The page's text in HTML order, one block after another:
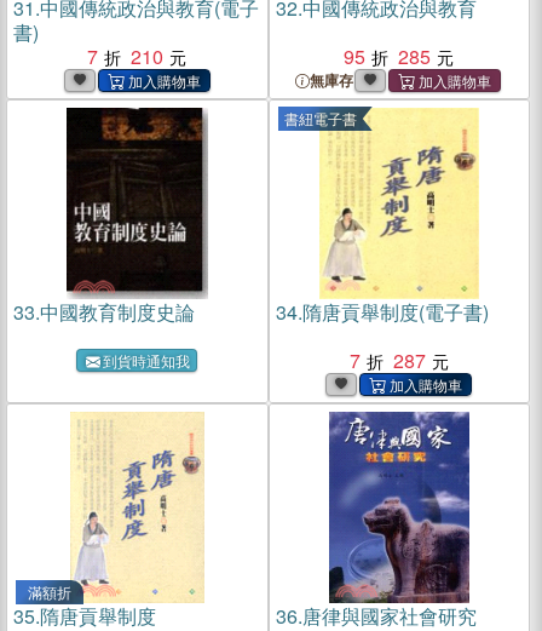
31.中國傳統政治與教育(電子
書)
7
210
32.中國傳統政治與教育
95
285
無庫存
33.中國教育制度史論
到貨時通知我
書紐電子書
34.隋唐貢舉制度(電子書)
7
287
滿額折
35.隋唐貢舉制度
36.唐律與國家社會研究